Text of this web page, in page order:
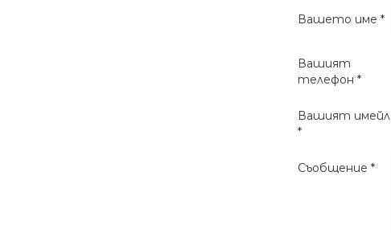
Вашето име *
Вашият
телефон *
Вашият имейл
*
Съобщение *